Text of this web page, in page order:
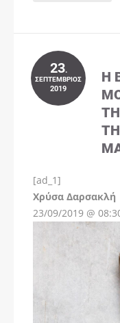
23.
ΣΕΠΤΈΜΒΡΙΟΣ
2019
Η
[ad_1]
Χρύσα Δαρσακλή
23/09/2019 @